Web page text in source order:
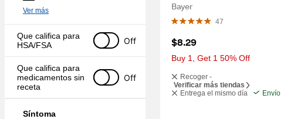
Ver más
Que califica para
HSA/FSA
Off
Que califica para
medicamentos sin
receta
Off
Síntoma
Bayer
47
$8.29
Buy 1, Get 1 50% Off
Recoger -
Verificar más tiendas
Entrega el mismo día
Envío